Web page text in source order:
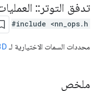
تدفق التوتر ::
#include <nn_ops.h>
محددات السمات الاختيارية لـ
ملخص